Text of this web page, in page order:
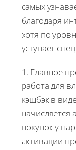
самых
благодаря
хотя по
уступает
1. Главное
работа для
кэшбэк в
начисляется
покупок у
активации